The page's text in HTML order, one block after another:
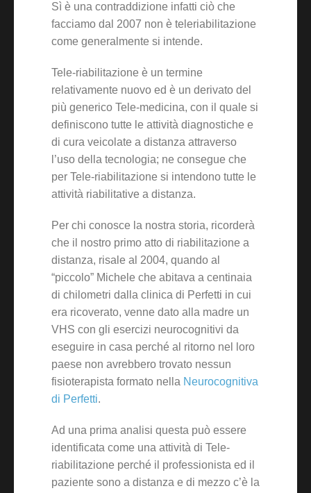
Sì è una contraddizione infatti ciò che
facciamo dal 2007 non è teleriabilitazione
come generalmente si intende.
Tele-riabilitazione è un termine
relativamente nuovo ed è un derivato del
più generico Tele-medicina, con il quale si
definiscono tutte le attività diagnostiche e
di cura veicolate a distanza attraverso
l’uso della tecnologia; ne consegue che
per Tele-riabilitazione si intendono tutte le
attività riabilitative a distanza.
Per chi conosce la nostra storia, ricorderà
che il nostro primo atto di riabilitazione a
distanza, risale al 2004, quando al
“piccolo” Michele che abitava a centinaia
di chilometri dalla clinica di Perfetti in cui
era ricoverato, venne dato alla madre un
VHS con gli esercizi neurocognitivi da
eseguire in casa perché al ritorno nel loro
paese non avrebbero trovato nessun
fisioterapista formato nella Neurocognitiva
di Perfetti.
Ad una prima analisi questa può essere
identificata come una attività di Tele-
riabilitazione perché il professionista ed il
paziente sono a distanza e di mezzo c’è la